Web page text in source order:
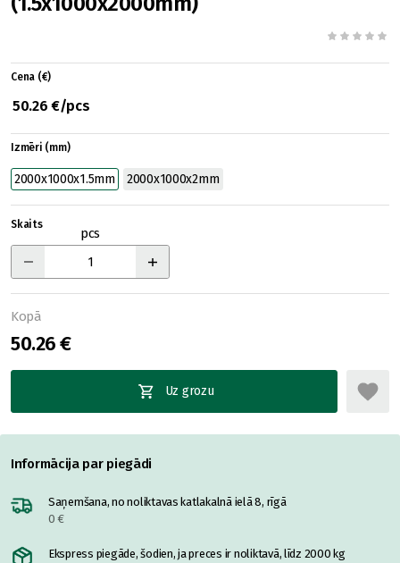
Cena (€)
50.26 €/pcs
Izmēri (mm)
2000x1000x1.5mm 2000x1000x2mm
Skaits
pcs
Kopā
50.26 €
Uz grozu
Informācija par piegādi
Saņemšana, no noliktavas katlakalnā ielā 8, rīgā
0 €
Ekspress piegāde, šodien, ja preces ir noliktavā, līdz 2000 kg